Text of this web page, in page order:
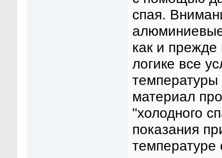
спая.
как и
логике все
материал
"холодного
показания